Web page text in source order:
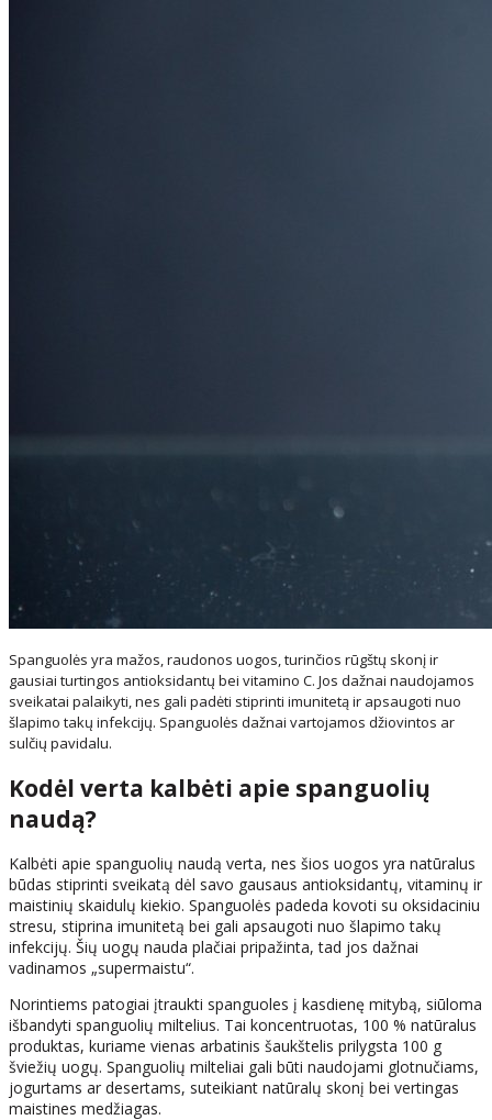
Spanguolės yra mažos, raudonos uogos, turinčios rūgštų skonį ir
gausiai turtingos antioksidantų bei vitamino C. Jos dažnai naudojamos
sveikatai palaikyti, nes gali padėti stiprinti imunitetą ir apsaugoti nuo
šlapimo takų infekcijų. Spanguolės dažnai vartojamos džiovintos ar
sulčių pavidalu.
Kodėl verta kalbėti apie spanguolių
naudą?
Kalbėti apie spanguolių naudą verta, nes šios uogos yra natūralus
būdas stiprinti sveikatą dėl savo gausaus antioksidantų, vitaminų ir
maistinių skaidulų kiekio. Spanguolės padeda kovoti su oksidaciniu
stresu, stiprina imunitetą bei gali apsaugoti nuo šlapimo takų
infekcijų. Šių uogų nauda plačiai pripažinta, tad jos dažnai
vadinamos „supermaistu“.
Norintiems patogiai įtraukti spanguoles į kasdienę mitybą, siūloma
išbandyti spanguolių miltelius. Tai koncentruotas, 100 % natūralus
produktas, kuriame vienas arbatinis šaukštelis prilygsta 100 g
šviežių uogų. Spanguolių milteliai gali būti naudojami glotnučiams,
jogurtams ar desertams, suteikiant natūralų skonį bei vertingas
maistines medžiagas.